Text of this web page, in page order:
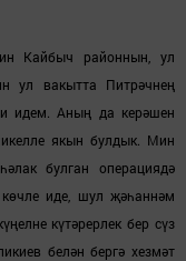
Кайбыч районнын, ул
ул вакытта Питрәчнең
идем. Аның да керәшен
якын булдык. Мин
булган операциядә
иде, шул җәһаннәм
күтәрерлек бер сүз
белән бергә хезмәт